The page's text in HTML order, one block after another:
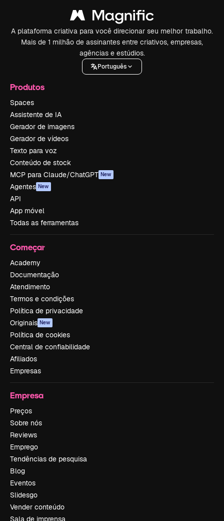
A plataforma criativa para você direcionar seu melhor trabalho.
Mais de 1 milhão de assinantes entre criativos, empresas,
agências e estúdios.
Português
Produtos
Spaces
Assistente de IA
Gerador de imagens
Gerador de vídeos
Texto para voz
Conteúdo de stock
MCP para Claude/ChatGPT New
Agentes New
API
App móvel
Todas as ferramentas
Começar
Academy
Documentação
Atendimento
Termos e condições
Política de privacidade
Originais New
Política de cookies
Central de confiabilidade
Afiliados
Empresas
Empresa
Preços
Sobre nós
Reviews
Emprego
Tendências de pesquisa
Blog
Eventos
Slidesgo
Vender conteúdo
Sala de imprensa